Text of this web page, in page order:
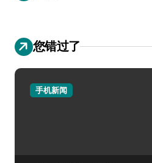
您错过了
手机新闻